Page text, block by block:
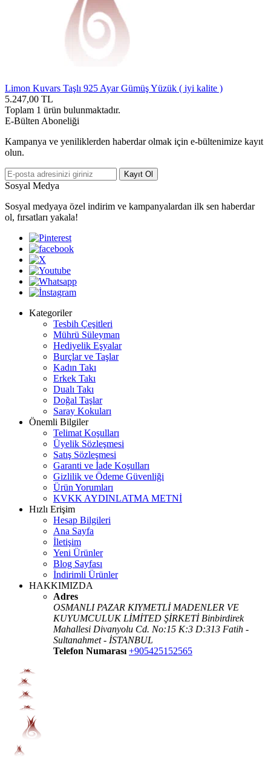
Limon Kuvars Taşlı 925 Ayar Gümüş Yüzük ( iyi kalite )
5.247,00 TL
Toplam 1 ürün bulunmaktadır.
E-Bülten Aboneliği
Kampanya ve yeniliklerden haberdar olmak için e-bültenimize kayıt
olun.
Kayıt Ol
Sosyal Medya
Sosyal medyaya özel indirim ve kampanyalardan ilk sen haberdar
ol, fırsatları yakala!
Kategoriler
Tesbih Çeşitleri
Mührü Süleyman
Hediyelik Eşyalar
Burçlar ve Taşlar
Kadın Takı
Erkek Takı
Dualı Takı
Doğal Taşlar
Saray Kokuları
Önemli Bilgiler
Telimat Koşulları
Üyelik Sözleşmesi
Satış Sözleşmesi
Garanti ve İade Koşulları
Gizlilik ve Ödeme Güvenliği
Ürün Yorumları
KVKK AYDINLATMA METNİ
Hızlı Erişim
Hesap Bilgileri
Ana Sayfa
İletişim
Yeni Ürünler
Blog Sayfası
İndirimli Ürünler
HAKKIMIZDA
Adres
OSMANLI PAZAR KIYMETLİ MADENLER VE
KUYUMCULUK LİMİTED ŞİRKETİ Binbirdirek
Mahallesi Divanyolu Cd. No:15 K:3 D:313 Fatih -
Sultanahmet - İSTANBUL
Telefon Numarası +905425152565